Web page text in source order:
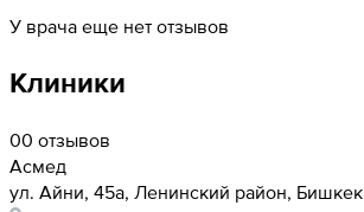
У врача еще нет отзывов
Клиники
00 отзывов
Асмед
ул. Айни, 45а, Ленинский район, Бишкек